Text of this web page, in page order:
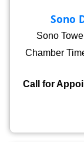
Sono
Sono
Chamber
Call for